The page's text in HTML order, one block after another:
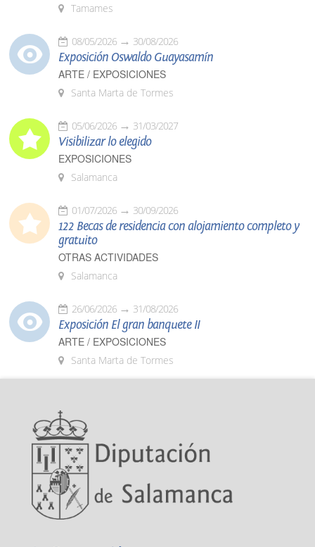
Tamames
08/05/2026 30/08/2026
Exposición Oswaldo Guayasamín
ARTE / EXPOSICIONES
Santa Marta de Tormes
05/06/2026 31/03/2027
Visibilizar lo elegido
EXPOSICIONES
Salamanca
01/07/2026 30/09/2026
122 Becas de residencia con alojamiento completo y
gratuito
OTRAS ACTIVIDADES
Salamanca
26/06/2026 31/08/2026
Exposición El gran banquete II
ARTE / EXPOSICIONES
Santa Marta de Tormes